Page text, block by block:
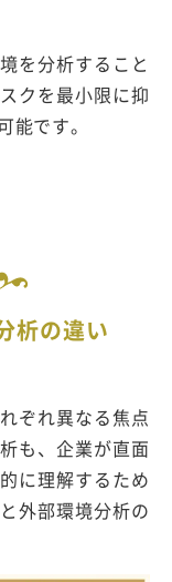
を分析すること
クを最小限に抑
です。
析の違い
ぞれ異なる焦点
も、企業が直面
に理解するため
外部環境分析の